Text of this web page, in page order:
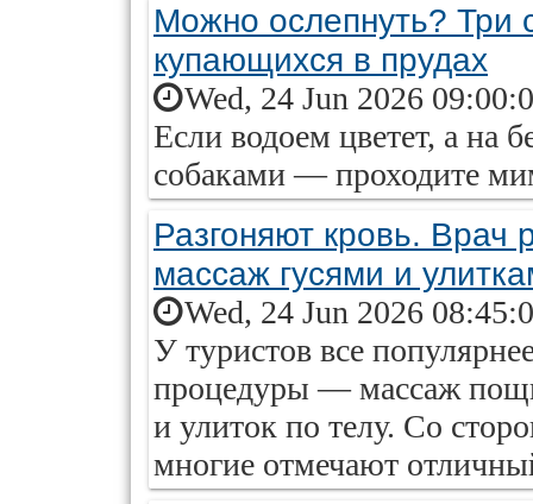
Можно ослепнуть? Три
купающихся в прудах
Wed, 24 Jun 2026
Если водоем цветет, а на
собаками — проходите
Разгоняют кровь. Врач
массаж гусями и
Wed, 24 Jun 2026
У туристов все
процедуры — массаж
и улиток по телу. Со
многие отмечают